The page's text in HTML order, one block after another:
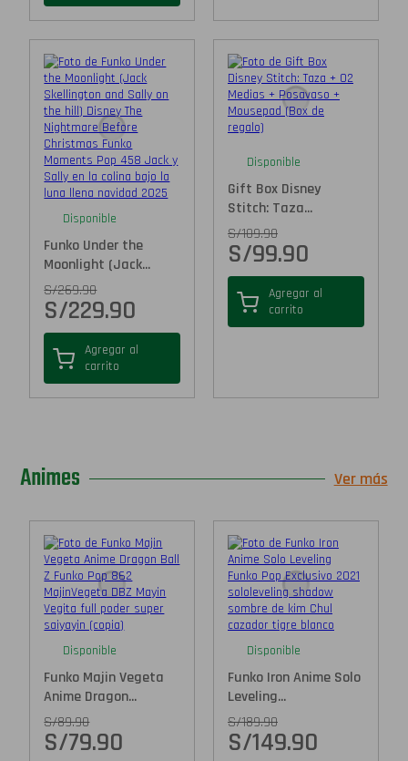
Disponible
Funko Under the
Moonlight (Jack...
S/269.90
S/229.90
Agregar al
carrito
Disponible
Gift Box Disney
Stitch: Taza...
S/109.90
S/99.90
Agregar al
carrito
Animes Ver más
Disponible
Funko Majin Vegeta
Anime Dragon...
S/89.90
S/79.90
Disponible
Funko Iron Anime Solo
Leveling...
S/189.90
S/149.90